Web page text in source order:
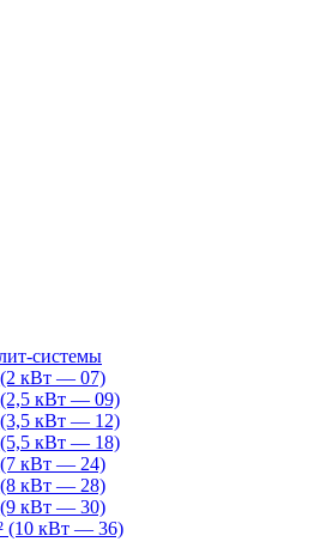
системы
кВт — 07)
кВт — 09)
кВт — 12)
кВт — 18)
кВт — 24)
кВт — 28)
кВт — 30)
(10 кВт — 36)